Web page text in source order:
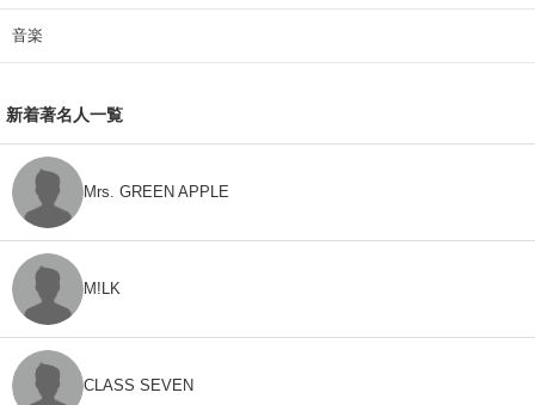
音楽
新着著名人一覧
Mrs. GREEN APPLE
M!LK
CLASS SEVEN